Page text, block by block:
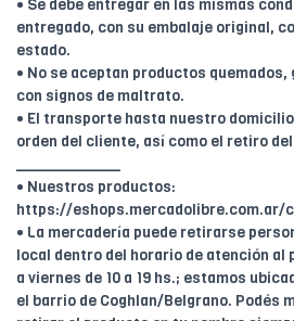
• Se debe entregar en las mismas
entregado, con su embalaje original,
estado.
• No se aceptan productos quemados,
con signos de maltrato.
• El transporte hasta nuestro
orden del cliente, así como el retiro
____________
• Nuestros productos:
https://eshops.mercadolibre.com.ar/
• La mercadería puede retirarse
local dentro del horario de atención al
a viernes de 10 a 19 hs.; estamos
el barrio de Coghlan/Belgrano. Podés